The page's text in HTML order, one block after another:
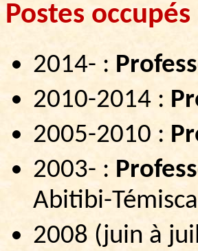
Postes occupés
2014- :
2010-2014 :
2005-2010 :
2003- :
Abitibi-
2008 (juin à